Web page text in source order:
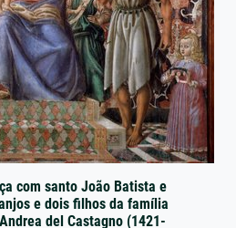
com santo João Batista e
e dois filhos da família
del Castagno (1421-